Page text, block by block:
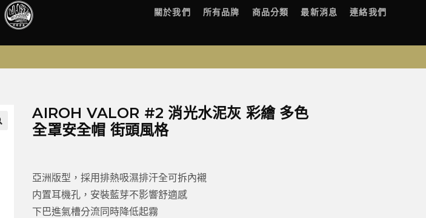
關於我們 所有品牌 商品分類 最新消息 連絡我們
AIROH VALOR #2 消光水泥灰 彩繪 多色
全罩安全帽 街頭風格
亞洲版型，採用排熱吸濕排汗全可拆內襯
内置耳機孔，安裝藍芽不影響舒適感
下巴進氣槽分流同時降低起霧